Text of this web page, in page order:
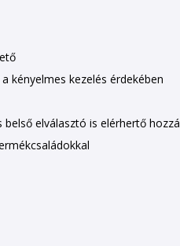
kényelmes kezelés érdekében
elválasztó is elérhertő hozzá